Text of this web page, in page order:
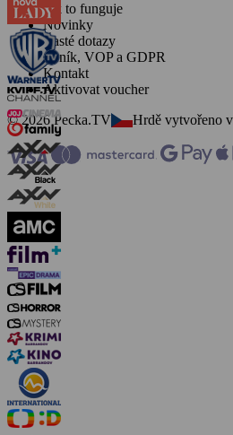
Jak to funguje
Novinky
Časté dotazy
Ceník, VOP a GDPR
Kontakt
Aktivovat voucher
© 2026 Pecka.TV
Hrdě vytvořeno